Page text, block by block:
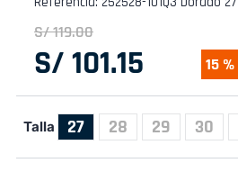
S/119.00
S/ 101.15 15 %
Talla 27 28 29 30